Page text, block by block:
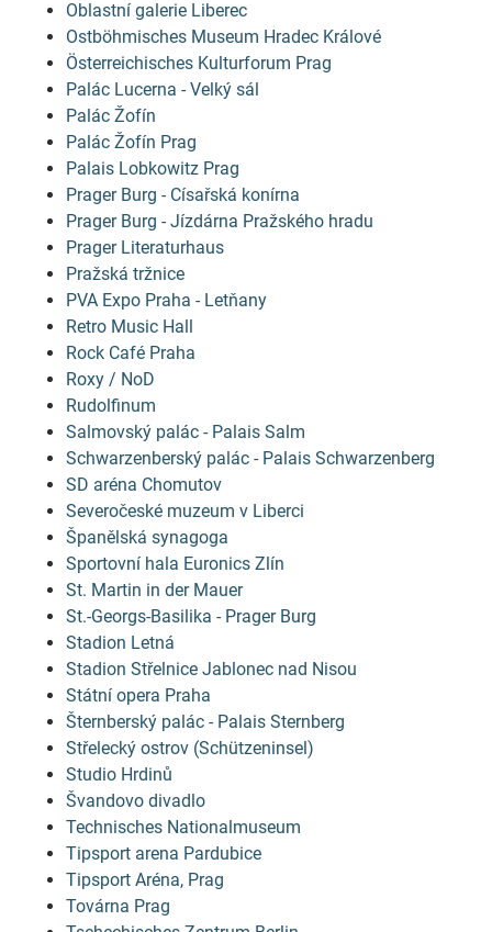
Oblastní galerie Liberec
Ostböhmisches Museum Hradec Králové
Österreichisches Kulturforum Prag
Palác Lucerna - Velký sál
Palác Žofín
Palác Žofín Prag
Palais Lobkowitz Prag
Prager Burg - Císařská konírna
Prager Burg - Jízdárna Pražského hradu
Prager Literaturhaus
Pražská tržnice
PVA Expo Praha - Letňany
Retro Music Hall
Rock Café Praha
Roxy / NoD
Rudolfinum
Salmovský palác - Palais Salm
Schwarzenberský palác - Palais Schwarzenberg
SD aréna Chomutov
Severočeské muzeum v Liberci
Španělská synagoga
Sportovní hala Euronics Zlín
St. Martin in der Mauer
St.-Georgs-Basilika - Prager Burg
Stadion Letná
Stadion Střelnice Jablonec nad Nisou
Státní opera Praha
Šternberský palác - Palais Sternberg
Střelecký ostrov (Schützeninsel)
Studio Hrdinů
Švandovo divadlo
Technisches Nationalmuseum
Tipsport arena Pardubice
Tipsport Aréna, Prag
Továrna Prag